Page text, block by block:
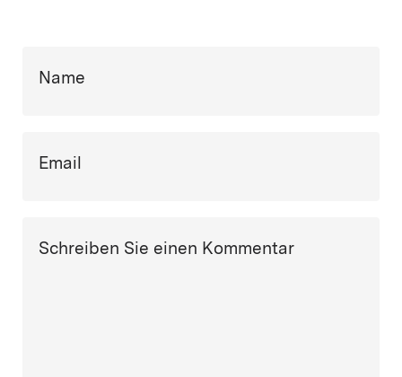
Name
Email
Schreiben Sie einen Kommentar